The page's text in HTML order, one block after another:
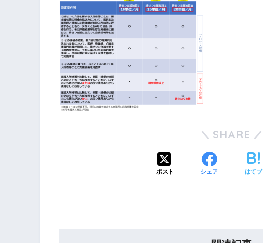
SHARE
ポスト シェア はてブ